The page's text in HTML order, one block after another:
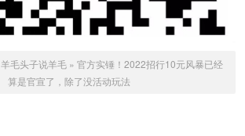
羊毛头子说羊毛» 官方实锤！2022招行10元风暴已经
算是官宣了，除了没活动玩法